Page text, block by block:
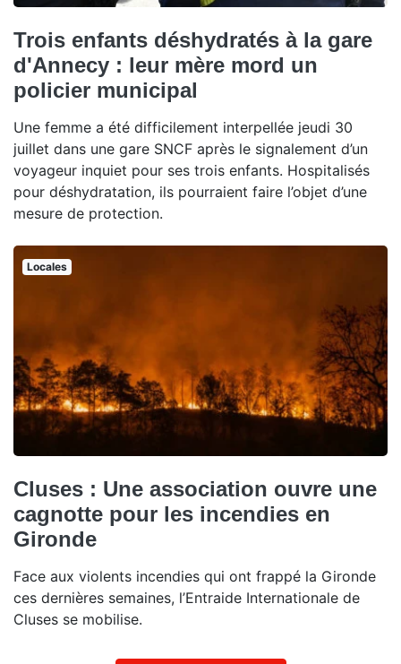
Trois enfants déshydratés à la gare
d'Annecy : leur mère mord un
policier municipal
Une femme a été difficilement interpellée jeudi 30
juillet dans une gare SNCF après le signalement d’un
voyageur inquiet pour ses trois enfants. Hospitalisés
pour déshydratation, ils pourraient faire l’objet d’une
mesure de protection.
Locales
Cluses : Une association ouvre une
cagnotte pour les incendies en
Gironde
Face aux violents incendies qui ont frappé la Gironde
ces dernières semaines, l’Entraide Internationale de
Cluses se mobilise.